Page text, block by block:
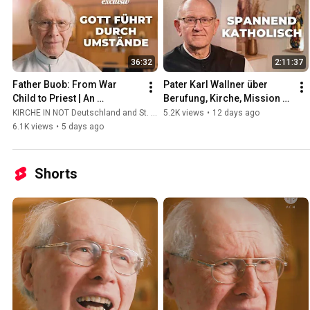
36:32
Father Buob: From War
Child to Priest | An
Extraordinary Story of
Calling
KIRCHE IN NOT Deutschland and St. Ulrich Hochaltingen
6.1K views • 5 days ago
2:11:37
Pater Karl Wallner über
Berufung, Kirche, Mission
und das spannendste Leben
5.2K views • 12 days ago
Shorts